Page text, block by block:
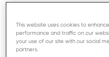
The Estate Manager
of your estate on a daily
monitor and manage
behaviour of all
This website uses cookies to
performance and traffic on our
your use of our site with our social
partners.